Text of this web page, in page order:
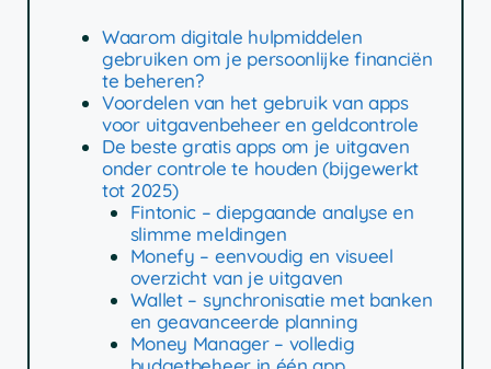
Waarom digitale hulpmiddelen
gebruiken om je persoonlijke financiën
te beheren?
Voordelen van het gebruik van apps
voor uitgavenbeheer en geldcontrole
De beste gratis apps om je uitgaven
onder controle te houden (bijgewerkt
tot 2025)
Fintonic – diepgaande analyse en
slimme meldingen
Monefy – eenvoudig en visueel
overzicht van je uitgaven
Wallet – synchronisatie met banken
en geavanceerde planning
Money Manager – volledig